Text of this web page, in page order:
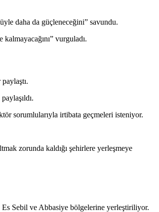
daha da güçleneceğini” savundu.
vurguladı.
sorumlularıyla irtibata geçmeleri isteniyor.
zorunda kaldığı şehirlere yerleşmeye
Sebil ve Abbasiye bölgelerine yerleştiriliyor.